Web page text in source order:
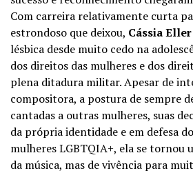
Com carreira relativamente curta
estrondoso que deixou, Cássia Eller
lésbica desde muito cedo na
dos direitos das mulheres e dos
plena ditadura militar. Apesar de
compositora, a postura de sempre
cantadas a outras mulheres, suas
da própria identidade e em defesa
mulheres LGBTQIA+, ela se tornou
da música, mas de vivência para